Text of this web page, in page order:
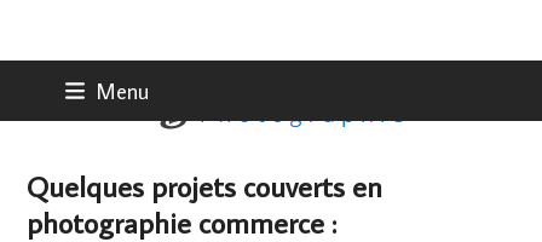
Menu
Quelques projets couverts en
photographie commerce :